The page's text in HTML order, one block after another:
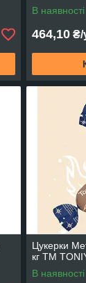
В наявності
464,10 ₴/
Цукерки
кг TM
В наявності